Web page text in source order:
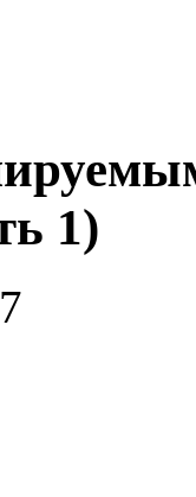
1)